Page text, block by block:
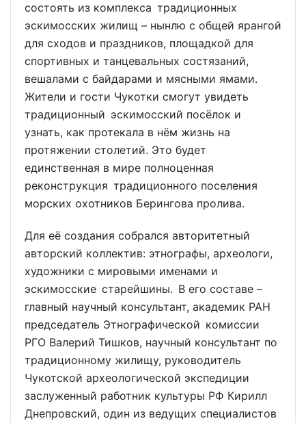
состоять из комплекса традиционных
эскимосских жилищ – нынлю с общей ярангой
для сходов и праздников, площадкой для
спортивных и танцевальных состязаний,
вешалами с байдарами и мясными ямами.
Жители и гости Чукотки смогут увидеть
традиционный эскимосский посёлок и
узнать, как протекала в нём жизнь на
протяжении столетий. Это будет
единственная в мире полноценная
реконструкция традиционного поселения
морских охотников Берингова пролива.
Для её создания собрался авторитетный
авторский коллектив: этнографы, археологи,
художники с мировыми именами и
эскимосские старейшины. В его составе –
главный научный консультант, академик РАН
председатель Этнографической комиссии
РГО Валерий Тишков, научный консультант по
традиционному жилищу, руководитель
Чукотской археологической экспедиции
заслуженный работник культуры РФ Кирилл
Днепровский, один из ведущих специалистов